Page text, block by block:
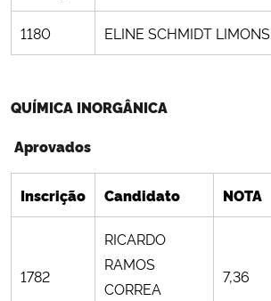
1180 ELINE SCHMIDT LIMONS
QUÍMICA INORGÂNICA
Aprovados
Inscrição Candidato NOTA
1782
RICARDO
RAMOS
CORREA
7,36